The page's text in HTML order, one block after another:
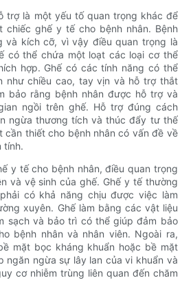
trợ là một yếu tố quan trọng khác để
chiếc ghế y tế cho bệnh nhân. Bệnh
và kích cỡ, vì vậy điều quan trọng là
có thể chứa một loạt các loại cơ thể
hợp. Ghế có các tính năng có thể
như chiều cao, tay vịn và hỗ trợ thắt
bảo rằng bệnh nhân được hỗ trợ và
ngồi trên ghế. Hỗ trợ đúng cách
ngừa thương tích và thúc đẩy tư thế
cần thiết cho bệnh nhân có vấn đề về
tính.
y tế cho bệnh nhân, điều quan trọng
và vệ sinh của ghế. Ghế y tế thường
có khả năng chịu được việc làm
xuyên. Ghế làm bằng các vật liệu
sạch và bảo trì có thể giúp đảm bảo
bệnh nhân và nhân viên. Ngoài ra,
mặt bọc kháng khuẩn hoặc bề mặt
ngăn ngừa sự lây lan của vi khuẩn và
cơ nhiễm trùng liên quan đến chăm